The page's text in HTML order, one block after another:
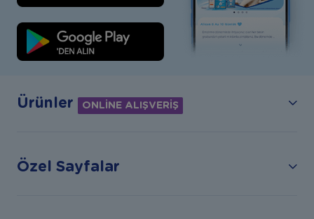
Ürünler ONLİNE ALIŞVERİŞ
Özel Sayfalar